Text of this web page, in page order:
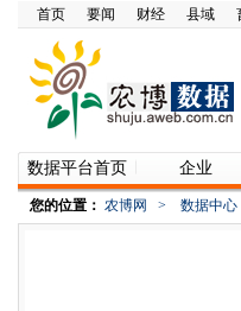
首页 要闻 财经 县域
数据平台首页 企业
您的位置： 农博网 > 数据中心